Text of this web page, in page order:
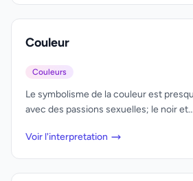
Couleur
Couleurs
Le symbolisme de la couleur est
avec des passions sexuelles; le noir et...
Voir l'interpretation